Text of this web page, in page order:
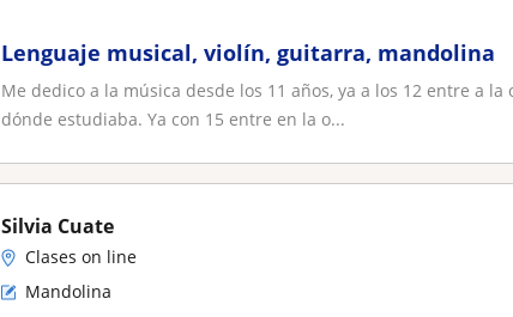
Lenguaje musical, violín, guitarra, mandolina
Me dedico a la música desde los 11 años, ya a los 12 entre a
dónde estudiaba. Ya con 15 entre en la o...
Silvia Cuate
Clases on line
Mandolina